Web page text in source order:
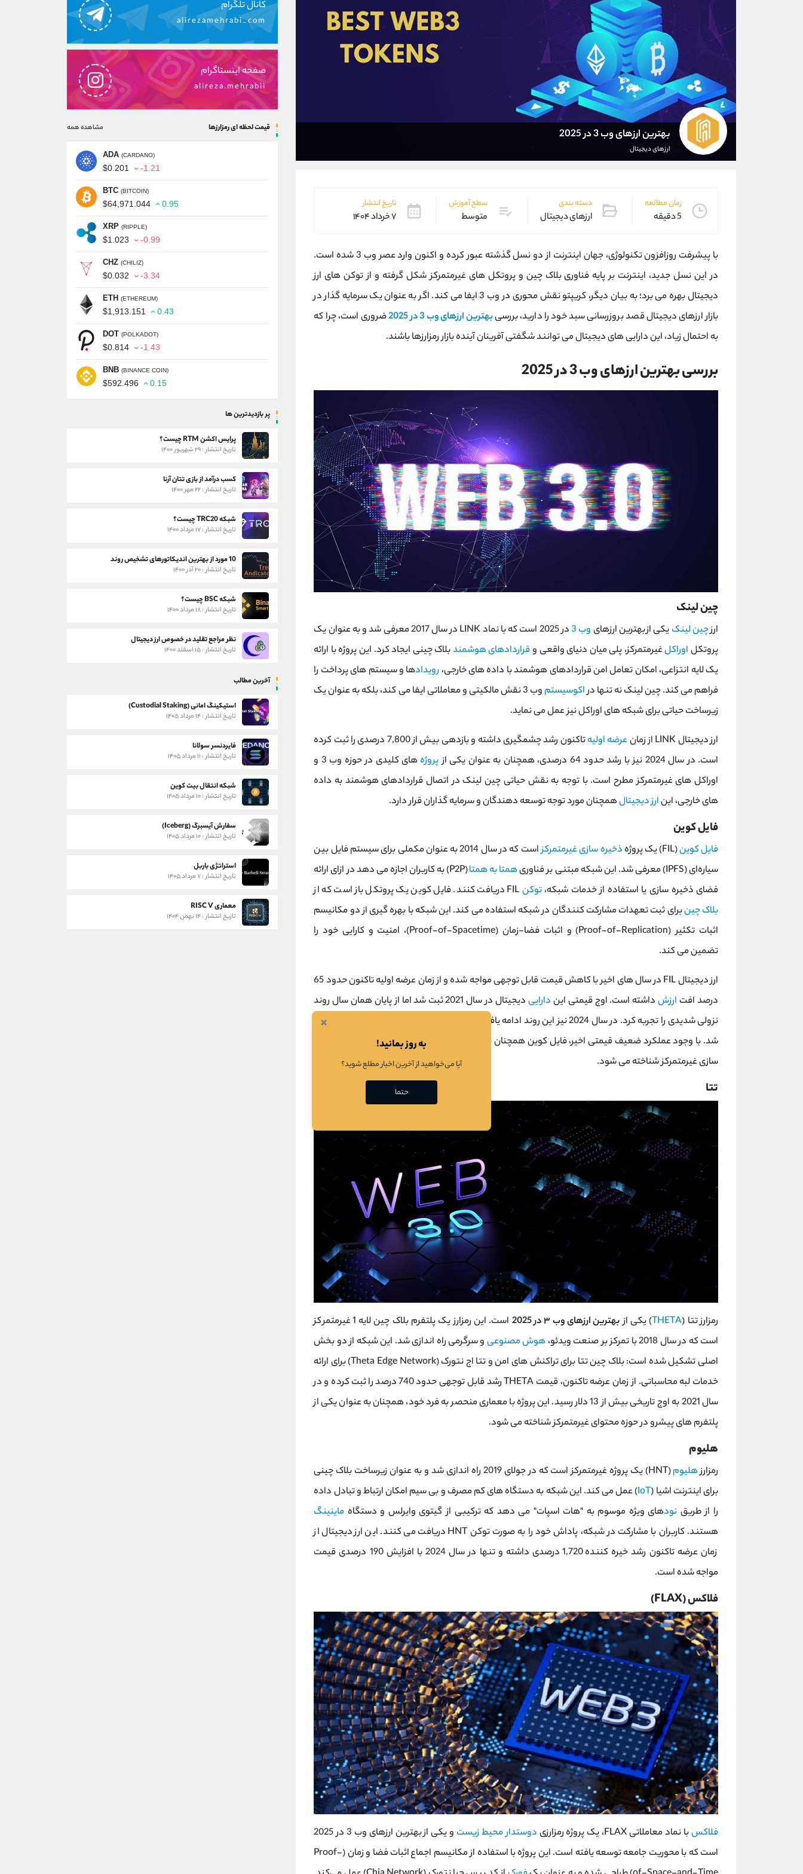
بهترین ارزهای وب 3 در 2025
ارزهای دیجیتال
زمان مطالعه
5 دقیقه
دسته بندی
ارزهای دیجیتال
سطح آموزش
متوسط
تاریخ انتشار
۷ خرداد ۱۴۰۴
با پیشرفت روزافزون تکنولوژی، جهان اینترنت از دو نسل گذشته عبور کرده و اکنون وارد عصر وب 3 شده است.
در این نسل جدید، اینترنت بر پایه فناوری بلاک چین و پروتکل ‌های غیرمتمرکز شکل گرفته و از توکن‌ های ارز
دیجیتال بهره می ‌برد؛ به بیان دیگر، کریپتو نقش محوری در وب 3 ایفا می‌ کند. اگر به عنوان یک سرمایه‌ گذار در
بازار ارزهای دیجیتال قصد بروزرسانی سبد خود را دارید، بررسیبهترین ارزهای وب 3 در 2025
ضروری است، چرا که
به احتمال زیاد، این دارایی‌ های دیجیتال می ‌توانند شگفتی ‌آفرینان آینده بازار رمزارزها باشند.
بررسی بهترین ارزهای وب 3 در 2025
چین لینک
ارزچین لینک یکی از بهترین ارزهای وب 3
در 2025 است که با نماد LINK در سال 2017 معرفی شد و به عنوان یک
پروتکل اوراکلغیرمتمرکز، پلی میان دنیای واقعی وقراردادهای هوشمندبلاک ‌چینی ایجاد کرد. این پروژه با ارائه
یک لایه انتزاعی، امکان تعامل امن قراردادهای هوشمند با داده‌ های خارجی، رویدادها و سیستم ‌های پرداخت را
فراهم می کند. چین لینک نه تنها دراکوسیستم
وب 3 نقش مالکیتی و معاملاتی ایفا می کند، بلکه به عنوان یک
زیرساخت حیاتی برای شبکه ‌های اوراکل نیز عمل می‌ نماید.
ارز دیجیتال LINK از زمان
عرضه اولیه
تاکنون رشد چشمگیری داشته و بازدهی بیش از 7,800 درصدی را ثبت کرده
است. در سال 2024 نیز با رشد حدود 64 درصدی، همچنان به عنوان یکی از
پروژه
‌های کلیدی در حوزه وب 3 و
اوراکل‌ های غیرمتمرکز مطرح است. با توجه به نقش حیاتی چین لینک در اتصال قراردادهای هوشمند به داده
‌های خارجی، اینارز دیجیتالهمچنان مورد توجه توسعه‌ دهندگان و سرمایه‌ گذاران قرار دارد.
فایل کوین
فایل کوین(FIL) یک پروژه ذخیره ‌سازی غیرمتمرکز
است که در سال 2014 به عنوان مکملی برای سیستم فایل بین‌
سیاره‌ای (IPFS) معرفی شد. این شبکه مبتنی بر فناوری
همتا به همتا
(P2P) به کاربران اجازه می ‌دهد در ازای ارائه
فضای ذخیره ‌سازی یا استفاده از خدمات شبکه،توکن
بلاک ‌چینبرای ثبت تعهدات مشارکت ‌کنندگان در شبکه استفاده می کند. این شبکه با بهره‌ گیری از دو مکانیسم
اثبات تکثیر (Proof-of-Replication) و اثبات فضا-زمان (Proof-of-Spacetime)، امنیت و کارایی خود را
تضمین می کند.
ارز دیجیتال FIL در سال ‌های اخیر با کاهش قیمت قابل توجهی مواجه شده و از زمان عرضه اولیه تاکنون حدود 65
درصد افت ارزشداشته است. اوج قیمتی این دارایی
دیجیتال در سال 2021 ثبت شد اما از پایان همان سال روند
نزولی شدیدی را تجربه کرد. در سال 2024 نیز این روند ادامه یافت و FIL با کاهش قیمتی حدود 5 درصدی مواجه
شد. با وجود عملکرد ضعیف قیمتی اخیر، فایل کوین همچنان به عنوان یکی از پروژه‌ های پیشرو در حوزه ذخیره‌
سازی غیرمتمرکز شناخته می‌ شود.
تتا
رمزارز تتا (THETA) یکی ازبهترین ارزهای وب ۳ در 2025
است. این رمزارز یک پلتفرم بلاک‌ چین لایه 1 غیرمتمرکز
است که در سال 2018 با تمرکز بر صنعت ویدئو،
هوش مصنوعی و سرگرمی راه‌ اندازی شد. این شبکه از دو بخش
اصلی تشکیل شده است: بلاک ‌چین تتا برای تراکنش ‌های امن و تتا اج نتورک (Theta Edge Network) برای ارائه
خدمات لبه محاسباتی. از زمان عرضه تاکنون، قیمت THETA رشد قابل توجهی حدود 740 درصد را ثبت کرده و در
سال 2021 به اوج تاریخی بیش از 13 دلار رسید. این پروژه با معماری منحصر به فرد خود، همچنان به عنوان یکی از
پلتفرم‌ های پیشرو در حوزه محتوای غیرمتمرکز شناخته می ‌شود.
هلیوم
رمزارزهلیوم
(HNT) یک پروژه غیرمتمرکز است که در جولای 2019 راه ‌اندازی شد و به عنوان زیرساخت بلاک ‌چینی
برای اینترنت اشیا (IoT) عمل می کند. این شبکه به دستگاه‌ های کم‌ مصرف و بی‌ سیم امکان ارتباط و تبادل داده
را از طریق نودهای ویژه موسوم به "هات ‌اسپات" می‌ دهد که ترکیبی از گیتوی وایرلس و دستگاه ماینینگ
هستند. کاربران با مشارکت در شبکه، پاداش خود را به صورت توکن HNT دریافت می ‌کنند. این ارز دیجیتال از
زمان عرضه تاکنون رشد خیره‌ کننده 1,720 درصدی داشته و تنها در سال 2024 با افزایش 190 درصدی قیمت
مواجه شده است.
فلاکس (FLAX)
فلاکسبا نماد معاملاتی FLAX، یک پروژه رمزارزی دوستدار محیط زیست
و یکی از بهترین ارزهای وب 3 در 2025
است که با محوریت جامعه توسعه یافته است. این پروژه با استفاده از مکانیسم اجماع اثبات فضا و زمان (Proof-
کانال تلگرام
alirezamehrabi_com
صفحه اینستاگرام
alireza.mehrabii
قیمت لحظه ای رمزارزها مشاهده همه
ADA (CARDANO)
$0.201 -1.21
BTC (BITCOIN)
$64,971.044 0.95
XRP (RIPPLE)
$1.023 -0.99
CHZ (CHILIZ)
$0.032 -3.34
ETH (ETHEREUM)
$1,913.151 0.43
DOT (POLKADOT)
$0.814 -1.43
BNB (BINANCE COIN)
$592.496 0.15
پر بازدیدترین ها
پرایس اکشن RTM چیست؟
تاریخ انتشار : ۲۹ شهریور ۱۴۰۰
کسب درآمد از بازی تتان آرنا
تاریخ انتشار : ۲۲ مهر ۱۴۰۰
شبکه TRC20 چیست؟
تاریخ انتشار : ۱۷ مرداد ۱۴۰۰
10 مورد از بهترین اندیکاتورهای تشخیص روند
تاریخ انتشار : ۲۰ آذر ۱۴۰۰
شبکه BSC چیست؟
تاریخ انتشار : ۱۸ مرداد ۱۴۰۰
نظر مراجع تقلید در خصوص ارز دیجیتال
تاریخ انتشار : ۱۵ اسفند ۱۴۰۰
آخرین مطالب
استیکینگ امانی (Custodial Staking)
تاریخ انتشار : ۱۴ مرداد ۱۴۰۵
فایردنسر سولانا
تاریخ انتشار : ۱۱ مرداد ۱۴۰۵
شبکه انتقال بیت کوین
تاریخ انتشار : ۱۰ مرداد ۱۴۰۵
سفارش آیسبرگ (Iceberg)
تاریخ انتشار : ۱۰ مرداد ۱۴۰۵
استراتژی باربل
تاریخ انتشار : ۷ مرداد ۱۴۰۵
معماری RISC V
تاریخ انتشار : ۱۴ بهمن ۱۴۰۴
×
به روز بمانید!
آیا می‌خواهید از آخرین اخبار مطلع شوید؟
حتما